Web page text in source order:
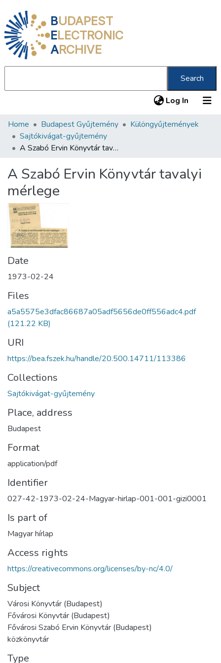
BUDAPEST
ELECTRONIC
ARCHIVE
Search
Log In (current)
Communities & Collections
All of DSpace
About us
Home Budapest Gyűjtemény
Különgyűjtemények
Sajtókivágat-gyűjtemény
A Szabó Ervin Könyvtár tavalyi mérlege
A Szabó Ervin Könyvtár tavalyi
mérlege
Date
1973-02-24
Files
a5a5575e3dfac86687a05adf5656de0ff556adc4.pdf
(121.22 KB)
URI
https://bea.fszek.hu/handle/20.500.14711/113386
Collections
Sajtókivágat-gyűjtemény
Place, address
Budapest
Format
application/pdf
Identifier
027-42-1973-02-24-Magyar-hirlap-001-001-gizi0001
Is part of
Magyar hírlap
Access rights
https://creativecommons.org/licenses/by-nc/4.0/
Subject
Városi Könyvtár (Budapest)
Fővárosi Könyvtár (Budapest)
Fővárosi Szabó Ervin Könyvtár (Budapest)
közkönyvtár
Type